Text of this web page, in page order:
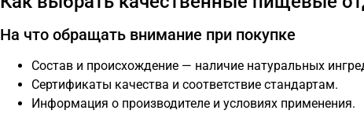
На что обращать внимание при покупке
Состав и происхождение — наличие натуральных
Сертификаты качества и соответствие стандартам.
Информация о производителе и условиях применения.